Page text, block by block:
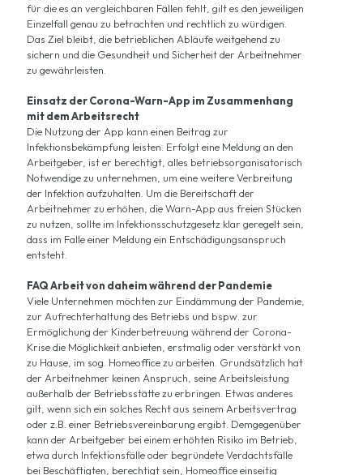
für die es an vergleichbaren Fällen fehlt, gilt es den jeweiligen
Einzelfall genau zu betrachten und rechtlich zu würdigen.
Das Ziel bleibt, die betrieblichen Abläufe weitgehend zu
sichern und die Gesundheit und Sicherheit der Arbeitnehmer
zu gewährleisten.
Einsatz der Corona-Warn-App im Zusammenhang
mit dem Arbeitsrecht
Die Nutzung der App kann einen Beitrag zur
Infektionsbekämpfung leisten. Erfolgt eine Meldung an den
Arbeitgeber, ist er berechtigt, alles betriebsorganisatorisch
Notwendige zu unternehmen, um eine weitere Verbreitung
der Infektion aufzuhalten. Um die Bereitschaft der
Arbeitnehmer zu erhöhen, die Warn-App aus freien Stücken
zu nutzen, sollte im Infektionsschutzgesetz klar geregelt sein,
dass im Falle einer Meldung ein Entschädigungsanspruch
entsteht.
FAQ Arbeit von daheim während der Pandemie
Viele Unternehmen möchten zur Eindämmung der Pandemie,
zur Aufrechterhaltung des Betriebs und bspw. zur
Ermöglichung der Kinderbetreuung während der Corona-
Krise die Möglichkeit anbieten, erstmalig oder verstärkt von
zu Hause, im sog. Homeoffice zu arbeiten. Grundsätzlich hat
der Arbeitnehmer keinen Anspruch, seine Arbeitsleistung
außerhalb der Betriebsstätte zu erbringen. Etwas anderes
gilt, wenn sich ein solches Recht aus seinem Arbeitsvertrag
oder z.B. einer Betriebsvereinbarung ergibt. Demgegenüber
kann der Arbeitgeber bei einem erhöhten Risiko im Betrieb,
etwa durch Infektionsfälle oder begründete Verdachtsfälle
bei Beschäftigten, berechtigt sein, Homeoffice einseitig